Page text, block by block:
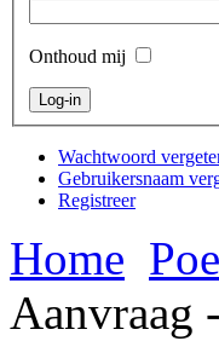
Onthoud mij
Wachtwoord
Gebruikersnaam
Registreer
Home
Aanvraag